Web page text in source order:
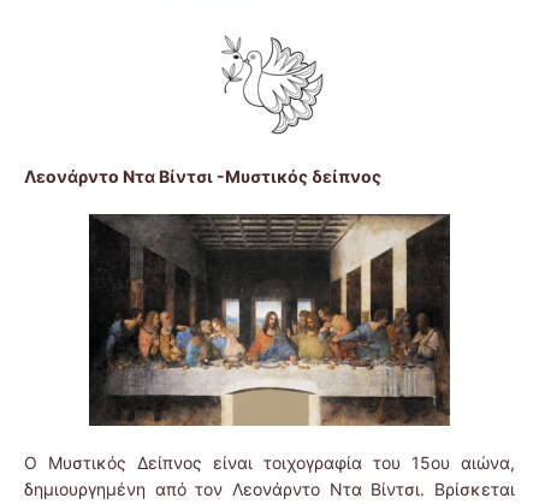
Λεονάρντο Ντα Βίντσι -Μυστικός δείπνος
Ο Μυστικός Δείπνος είναι τοιχογραφία του 15ου αιώνα,
δημιουργημένη από τον Λεονάρντο Ντα Βίντσι. Βρίσκεται